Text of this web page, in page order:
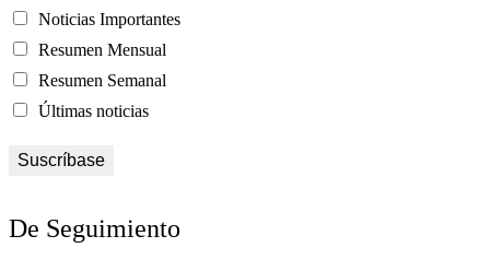
Noticias Importantes
Resumen Mensual
Resumen Semanal
Últimas noticias
De Seguimiento